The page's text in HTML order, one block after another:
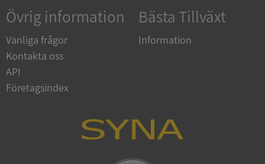
Övrig information
Vanliga frågor
Kontakta oss
API
Företagsindex
Bästa Tillväxt
Information